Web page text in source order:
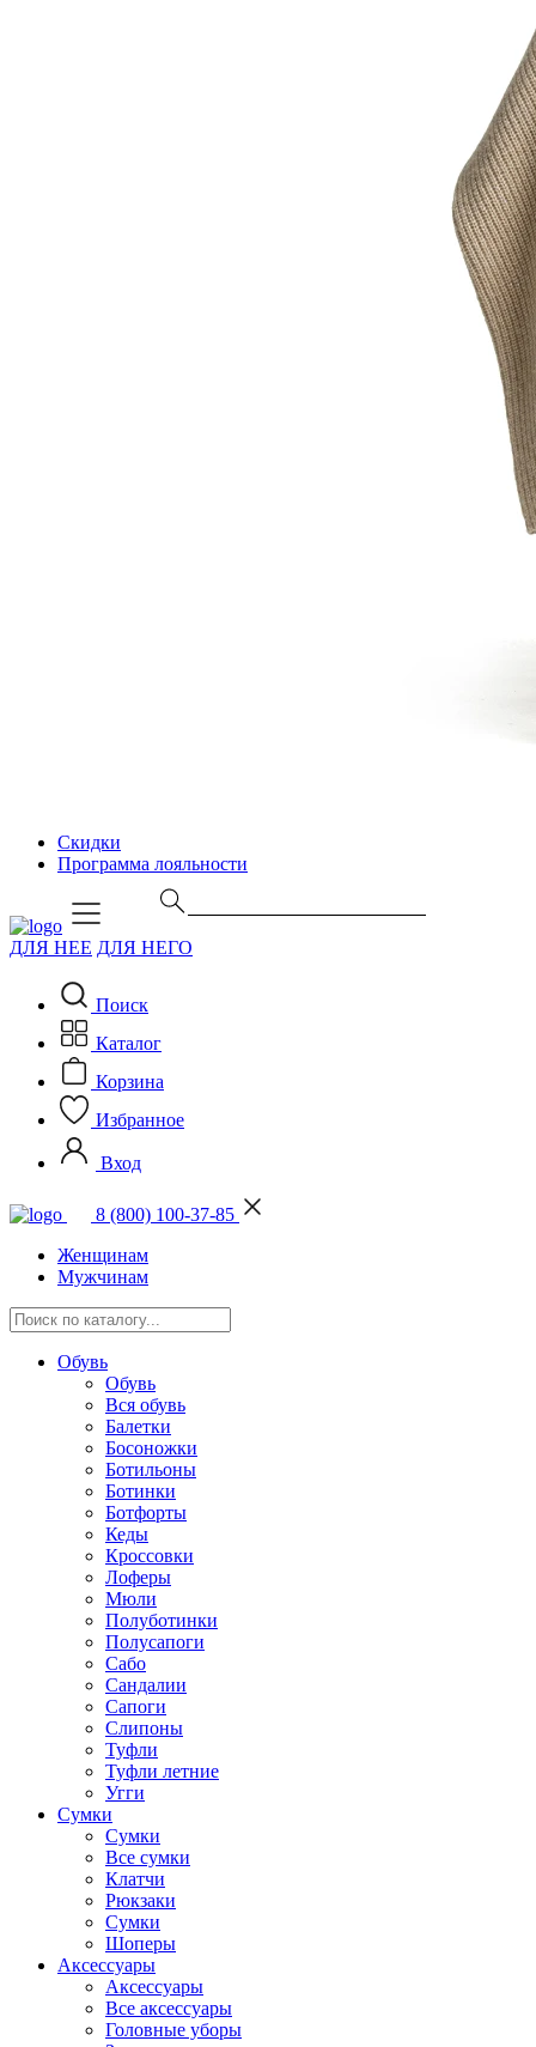
Скидки
Программа лояльности
ДЛЯ НЕЕ ДЛЯ НЕГО
Поиск
Каталог
Корзина
Избранное
Вход
8 (800) 100-37-85
Женщинам
Мужчинам
Обувь
Обувь
Вся обувь
Балетки
Босоножки
Ботильоны
Ботинки
Ботфорты
Кеды
Кроссовки
Лоферы
Мюли
Полуботинки
Полусапоги
Сабо
Сандалии
Сапоги
Слипоны
Туфли
Туфли летние
Угги
Сумки
Сумки
Все сумки
Клатчи
Рюкзаки
Сумки
Шоперы
Аксессуары
Аксессуары
Все аксессуары
Головные уборы